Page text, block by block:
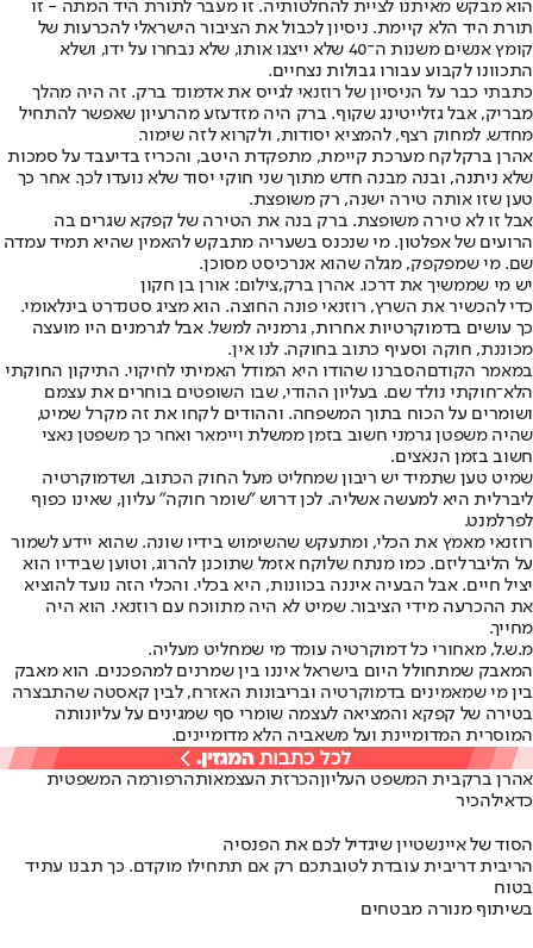
הוא מבקש מאיתנו לציית להחלטותיה. זו מעבר לתורת היד המתה - זו
תורת היד הלא קיימת. ניסיון לכבול את הציבור הישראלי להכרעות של
קומץ אנשים משנות ה־40 שלא ייצגו אותו, שלא נבחרו על ידו, ושלא
התכוונו לקבוע עבורו גבולות נצחיים.
כתבתי כבר על הניסיון של רוזנאי לגייס את אדמונד ברק. זה היה מהלך
מבריק, אבל גזלייטינג שקוף. ברק היה מזדעזע מהרעיון שאפשר להתחיל
מחדש. למחוק רצף, להמציא יסודות, ולקרוא לזה שימור.
אהרן ברקלקח מערכת קיימת, מתפקדת היטב, והכריז בדיעבד על סמכות
שלא ניתנה, ובנה מבנה חדש מתוך שני חוקי יסוד שלא נועדו לכך. אחר כך
טען שזו אותה טירה ישנה, רק משופצת.
אבל זו לא טירה משופצת. ברק בנה את הטירה של קפקא שגרים בה
הרועים של אפלטון. מי שנכנס בשעריה מתבקש להאמין שהיא תמיד עמדה
שם. מי שמפקפק, מגלה שהוא אנרכיסט מסוכן.
יש מי שממשיך את דרכו. אהרן ברק,צילום: אורן בן חקון
כדי להכשיר את השרץ, רוזנאי פונה החוצה. הוא מציג סטנדרט בינלאומי.
כך עושים בדמוקרטיות אחרות, גרמניה למשל. אבל לגרמנים היו מועצה
מכוננת, חוקה וסעיף כתוב בחוקה. לנו אין.
במאמר הקודםהסברנו שהודו היא המודל האמיתי לחיקוי. התיקון החוקתי
הלא־חוקתי נולד שם. בעליון ההודי, שבו השופטים בוחרים את עצמם
ושומרים על הכוח בתוך המשפחה. וההודים לקחו את זה מקרל שמיט,
שהיה משפטן גרמני חשוב בזמן ממשלת ויימאר ואחר כך משפטן נאצי
חשוב בזמן הנאצים.
שמיט טען שתמיד יש ריבון שמחליט מעל החוק הכתוב, ושדמוקרטיה
ליברלית היא למעשה אשליה. לכן דרוש "שומר חוקה" עליון, שאינו כפוף
לפרלמנט.
רוזנאי מאמץ את הכלי, ומתעקש שהשימוש בידיו שונה. שהוא יידע לשמור
על הליברליזם. כמו מנתח שלוקח אזמל שתוכנן להרוג, וטוען שבידיו הוא
יציל חיים. אבל הבעיה איננה בכוונות, היא בכלי. והכלי הזה נועד להוציא
את ההכרעה מידי הציבור. שמיט לא היה מתווכח עם רוזנאי. הוא היה
מחייך.
מ.ש.ל, מאחורי כל דמוקרטיה עומד מי שמחליט מעליה.
המאבק שמתחולל היום בישראל איננו בין שמרנים למהפכנים. הוא מאבק
בין מי שמאמינים בדמוקרטיה ובריבונות האזרח, לבין קאסטה שהתבצרה
בטירה של קפקא והמציאה לעצמה שומרי סף שמגינים על עליונותה
המוסרית המדומיינת ועל משאביה הלא מדומיינים.
אהרן ברקבית המשפט העליוןהכרזת העצמאותהרפורמה המשפטית
כדאילהכיר
הסוד של איינשטיין שיגדיל לכם את הפנסיה
הריבית דריבית עובדת לטובתכם רק אם תתחילו מוקדם. כך תבנו עתיד
בטוח
בשיתוף מנורה מבטחים